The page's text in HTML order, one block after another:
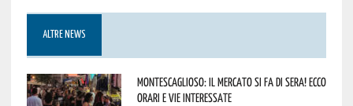
ALTRE NEWS
Montescaglioso: il mercato si fa di sera! Ecco
orari e vie interessate